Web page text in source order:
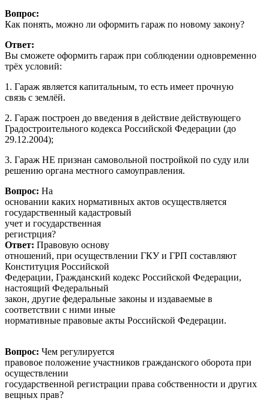
Вопрос:
Как понять, можно ли оформить гараж по новому закону?
Ответ:
Вы сможете оформить гараж при соблюдении одновременно
трёх условий:
1. Гараж является капитальным, то есть имеет прочную
связь с землёй.
2. Гараж построен до введения в действие действующего
Градостроительного кодекса Российской Федерации (до
29.12.2004);
3. Гараж НЕ признан самовольной постройкой по суду или
решению органа местного самоуправления.
Вопрос: На
основании каких нормативных актов осуществляется
государственный кадастровый
учет и государственная
Ответ: Правовую основу
отношений, при осуществлении ГКУ и ГРП составляют
Конституция Российской
Федерации, Гражданский кодекс Российской Федерации,
настоящий Федеральный
закон, другие федеральные законы и издаваемые в
соответствии с ними иные
нормативные правовые акты Российской Федерации.
Вопрос: Чем регулируется
правовое положение участников гражданского оборота при
осуществлении
государственной регистрации права собственности и других
вещных прав?